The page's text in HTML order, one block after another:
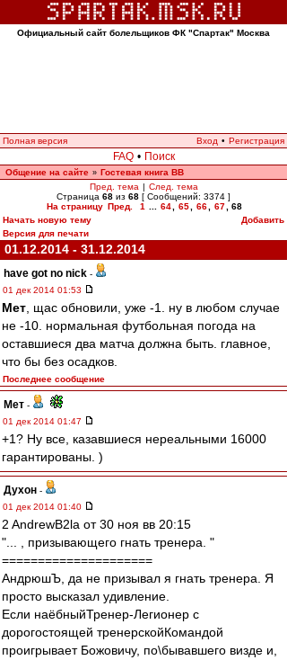
Официальный сайт болельщиков ФК "Спартак" Москва
Полная версия Вход • Регистрация
FAQ • Поиск
Общение на сайте » Гостевая книга ВВ
Пред. тема | След. тема
Страница 68 из 68 [ Сообщений: 3374 ]
На страницу Пред. 1 64 65 66 67
68
Начать новую тему
Добавить
Версия для печати
01.12.2014 - 31.12.2014
have got no nick -
01 дек 2014 01:53
Мет , щас обновили, уже -1. ну в любом случае
не -10. нормальная футбольная погода на
оставшиеся два матча должна быть. главное,
что бы без осадков.
Последнее сообщение
Мет -
01 дек 2014 01:47
+1? Ну все, казавшиеся нереальными 16000
гарантированы. )
Духон -
01 дек 2014 01:40
2 AndrewB2la от 30 ноя вв 20:15
"... , призывающего гнать тренера. "
=====================
АндрюшЪ, да не призывал я гнать тренера. Я
просто высказал удивление.
Если наёбныйТренер-Легионер с
дорогостоящей тренерскойКомандой
проигрывает Божовичу, по\бывавшего визде и,